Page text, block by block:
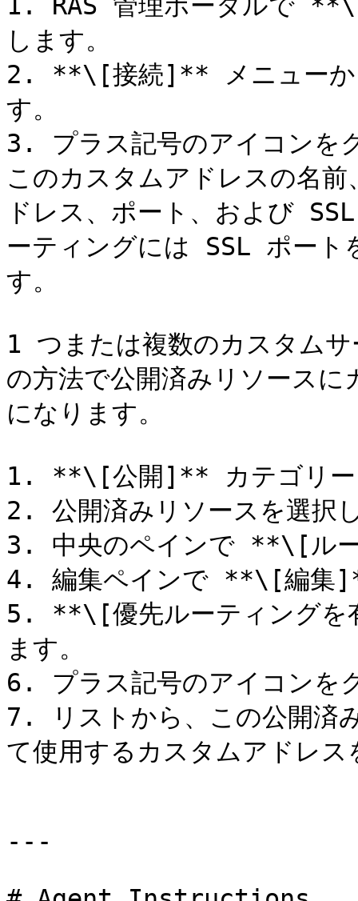
します。
2. **\[接続]** メニューか
す。
3. プラス記号のアイコンを
このカスタムアドレスの名
ドレス、ポート、および
ーティングには SSL ポート
す。
1 つまたは複数のカスタム
の方法で公開済みリソース
になります。
1. **\[公開]** カテゴリー
2. 公開済みリソースを選択
3. 中央のペインで **\[ル
4. 編集ペインで **\[編集
5. **\[優先ルーティングを
ます。
6. プラス記号のアイコンを
7. リストから、この公開済
て使用するカスタムアドレス
---